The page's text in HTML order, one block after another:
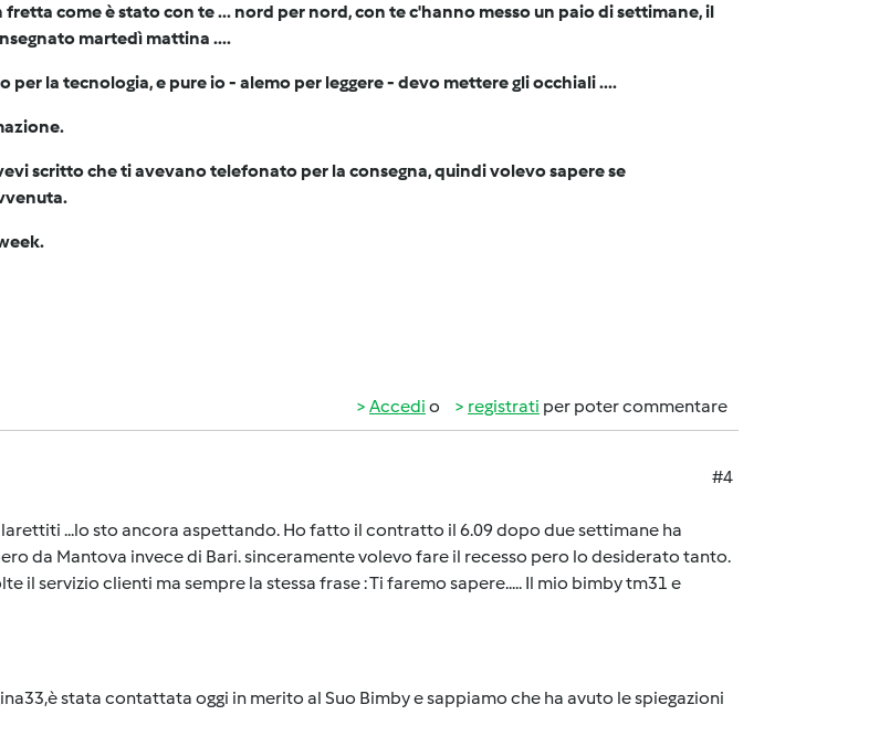
come è stato con te ... nord per nord, con te c'hanno messo un paio di settimane, il
martedì mattina ....
per la tecnologia, e pure io - alemo per leggere - devo mettere gli occhiali ....
scritto che ti avevano telefonato per la consegna, quindi volevo sapere se
Accedi o registrati per poter commentare
#4
...lo sto ancora aspettando. Ho fatto il contratto il 6.09 dopo due settimane ha
da Mantova invece di Bari. sinceramente volevo fare il recesso pero lo desiderato tanto.
il servizio clienti ma sempre la stessa frase : Ti faremo sapere..... Il mio bimby tm31 e
stata contattata oggi in merito al Suo Bimby e sappiamo che ha avuto le spiegazioni